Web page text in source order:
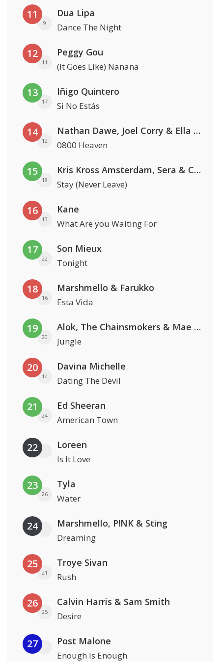
11
9
Dua Lipa
Dance The Night
12
11
Peggy Gou
(It Goes Like) Nanana
13
17
Iñigo Quintero
Si No Estás
14
12
Nathan Dawe, Joel Corry & Ella Henderson
0800 Heaven
15
18
Kris Kross Amsterdam, Sera & Conor Maynard
Stay (Never Leave)
16
13
Kane
What Are you Waiting For
17
22
Son Mieux
Tonight
18
16
Marshmello & Farukko
Esta Vida
19
20
Alok, The Chainsmokers & Mae Stephens
Jungle
20
14
Davina Michelle
Dating The Devil
21
24
Ed Sheeran
American Town
22 Loreen
Is It Love
23
26
Tyla
Water
24 Marshmello, P!NK & Sting
Dreaming
25
21
Troye Sivan
Rush
26
25
Calvin Harris & Sam Smith
Desire
27 Post Malone
Enough Is Enough